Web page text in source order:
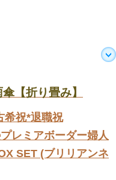
【折り畳み】
希祝*退職祝
レミアボーダー婦人
SET (ブリリアンネ